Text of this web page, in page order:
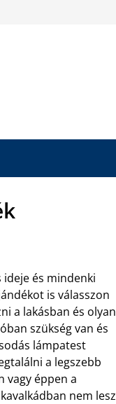
ideje és mindenki
is válasszon
a lakásban és olyan
szükség van és
lámpatest
a legszebb
vagy éppen a
nem lesz